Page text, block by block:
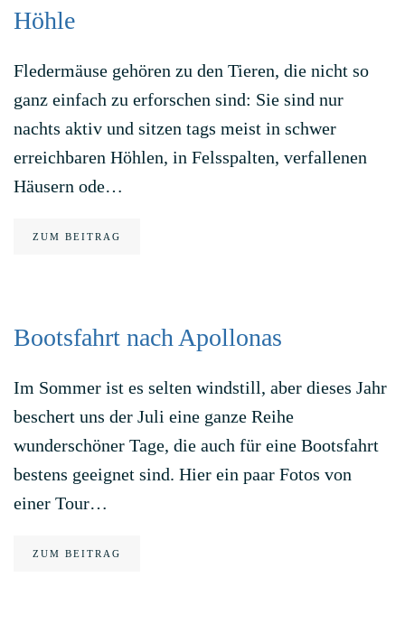
Höhle
Fledermäuse gehören zu den Tieren, die nicht so
ganz einfach zu erforschen sind: Sie sind nur
nachts aktiv und sitzen tags meist in schwer
erreichbaren Höhlen, in Felsspalten, verfallenen
Häusern ode…
ZUM BEITRAG
Bootsfahrt nach Apollonas
Im Sommer ist es selten windstill, aber dieses Jahr
beschert uns der Juli eine ganze Reihe
wunderschöner Tage, die auch für eine Bootsfahrt
bestens geeignet sind. Hier ein paar Fotos von
einer Tour…
ZUM BEITRAG